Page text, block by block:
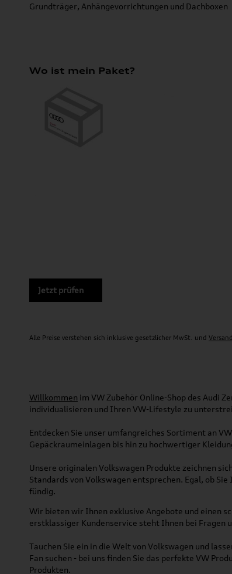
Grundträger, Anhängevorrichtungen und Dachboxen
Wo ist mein Paket?
Jetzt prüfen
Alle Preise verstehen sich inklusive gesetzlicher MwSt. und Versand
Willkommen im VW Zubehör Online-Shop des Audi
individualisieren und Ihren VW-Lifestyle zu
Entdecken Sie unser umfangreiches Sortiment an
Gepäckraumeinlagen bis hin zu hochwertiger
Unsere originalen Volkswagen Produkte zeichnen
Standards von Volkswagen entsprechen. Egal, ob
fündig.
Wir bieten wir Ihnen exklusive Angebote und einen
erstklassiger Kundenservice steht Ihnen bei Fragen
Tauchen Sie ein in die Welt von Volkswagen und
Fan suchen - bei uns finden Sie das perfekte VW
Produkten.